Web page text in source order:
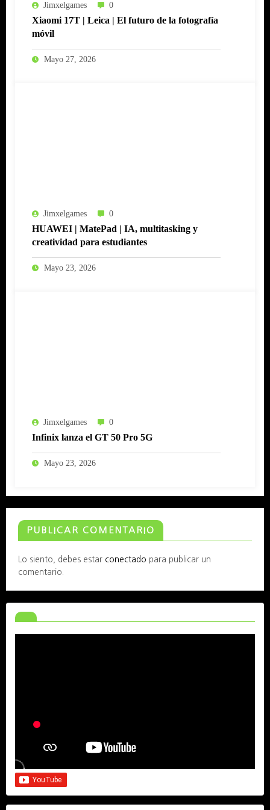
Jimxelgames 0
Xiaomi 17T | Leica | El futuro de la fotografía
móvil
Mayo 27, 2026
Jimxelgames 0
HUAWEI | MatePad | IA, multitasking y
creatividad para estudiantes
Mayo 23, 2026
Jimxelgames 0
Infinix lanza el GT 50 Pro 5G
Mayo 23, 2026
PUBLICAR COMENTARIO
Lo siento, debes estar conectado para publicar un
comentario.